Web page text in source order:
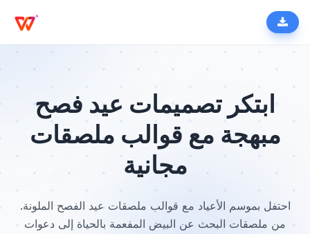
ابتكر تصميمات عيد فصح
مبهجة مع قوالب ملصقات
مجانية
احتفل بموسم الأعياد مع قوالب ملصقات عيد الفصح الملونة.
من ملصقات البحث عن البيض المفعمة بالحياة إلى دعوات